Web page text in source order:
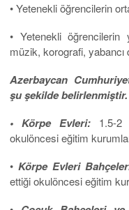
• Yetenekli öğrencilerin
• Yetenekli öğrencilerin
müzik, korografi,
Azerbaycan
şu şekilde belir­lenmiştir.
• Körpe Evleri: 1.5-2
okulöncesi eğitim
• Körpe Evleri
ettiği okulöncesi eğitim